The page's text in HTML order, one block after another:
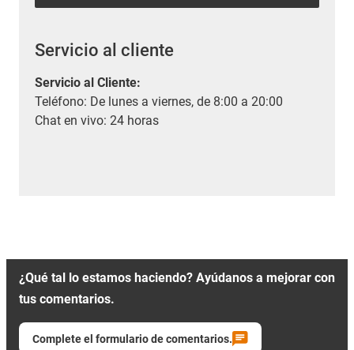
Servicio al cliente
Servicio al Cliente:
Teléfono: De lunes a viernes, de 8:00 a 20:00
Chat en vivo: 24 horas
¿Qué tal lo estamos haciendo? Ayúdanos a mejorar con
tus comentarios.
Complete el formulario de comentarios.